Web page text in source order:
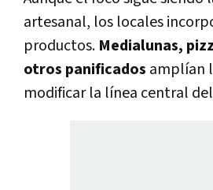
artesanal, los locales
productos. Medialunas,
otros panificados amplían
modificar la línea central